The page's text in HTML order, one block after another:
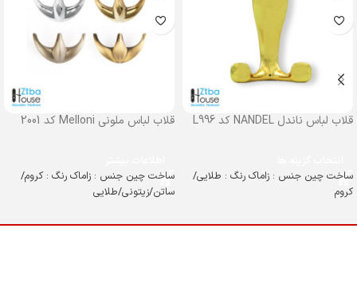
قلاب لباس ناندل NANDEL کد L996
ساخت چین جنس : زاماک رنگ : طلایی/
کروم
قلاب لباس ملونی Melloni کد 2001
ساخت چین جنس : زاماک رنگ : کروم/
ساتن/زیتونی/طلایی